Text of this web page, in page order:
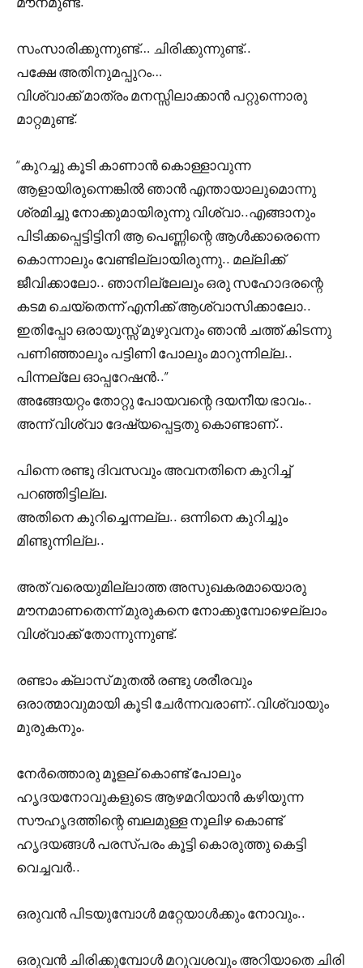
സംസാരിക്കുന്നുണ്ട്… ചിരിക്കുന്നുണ്ട്..
പക്ഷേ അതിനുമപ്പുറം…
വിശ്വാക്ക് മാത്രം മനസ്സിലാക്കാൻ പറ്റുന്നൊരു
മാറ്റമുണ്ട്.
“കുറച്ചു കൂടി കാണാൻ കൊള്ളാവുന്ന
ആളായിരുന്നെങ്കിൽ ഞാൻ എന്തായാലുമൊന്നു
ശ്രമിച്ചു നോക്കുമായിരുന്നു വിശ്വാ..എങ്ങാനും
പിടിക്കപ്പെട്ടിട്ടിനി ആ പെണ്ണിന്റെ ആൾക്കാരെന്നെ
കൊന്നാലും വേണ്ടില്ലായിരുന്നു.. മല്ലിക്ക്
ജീവിക്കാലോ.. ഞാനില്ലേലും ഒരു സഹോദരന്റെ
കടമ ചെയ്തെന്ന് എനിക്ക് ആശ്വാസിക്കാലോ..
ഇതിപ്പോ ഒരായുസ്സ് മുഴുവനും ഞാൻ ചത്ത്‌ കിടന്നു
പണിഞ്ഞാലും പട്ടിണി പോലും മാറുന്നില്ല..
പിന്നല്ലേ ഓപ്പറേഷൻ..”
അങ്ങേയറ്റം തോറ്റു പോയവന്റെ ദയനീയ ഭാവം..
അന്ന് വിശ്വാ ദേഷ്യപ്പെട്ടതു കൊണ്ടാണ്..
പിന്നെ രണ്ടു ദിവസവും അവനതിനെ കുറിച്ച്
പറഞ്ഞിട്ടില്ല.
അതിനെ കുറിച്ചെന്നല്ല.. ഒന്നിനെ കുറിച്ചും
മിണ്ടുന്നില്ല..
അത് വരെയുമില്ലാത്ത അസുഖകരമായൊരു
മൗനമാണതെന്ന് മുരുകനെ നോക്കുമ്പോഴെല്ലാം
വിശ്വാക്ക് തോന്നുന്നുണ്ട്.
രണ്ടാം ക്ലാസ് മുതൽ രണ്ടു ശരീരവും
ഒരാത്മാവുമായി കൂടി ചേർന്നവരാണ്..വിശ്വായും
മുരുകനും.
നേർത്തൊരു മൂളല് കൊണ്ട് പോലും
ഹൃദയനോവുകളുടെ ആഴമറിയാൻ കഴിയുന്ന
സൗഹൃദത്തിന്റെ ബലമുള്ള നൂലിഴ കൊണ്ട്
ഹൃദയങ്ങൾ പരസ്പരം കൂട്ടി കൊരുത്തു കെട്ടി
വെച്ചവർ..
ഒരുവൻ പിടയുമ്പോൾ മറ്റേയാൾക്കും നോവും..
ഒരുവൻ ചിരിക്കുമ്പോൾ മറുവശവും അറിയാതെ ചിരി